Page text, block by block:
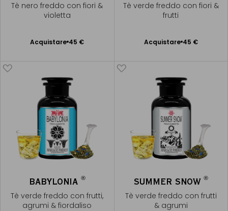
Tè nero freddo con fiori &
violetta
Acquistare 45 €
Aggiungere
Tè verde freddo con fiori &
frutti
Acquistare 45 €
Aggiungere
BABYLONIA ®
Tè verde freddo con frutti,
agrumi & fiordaliso
SUMMER SNOW ®
Tè verde freddo con frutti
& agrumi